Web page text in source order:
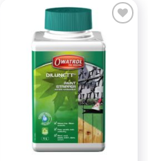
Wunschliste
hinzufügen